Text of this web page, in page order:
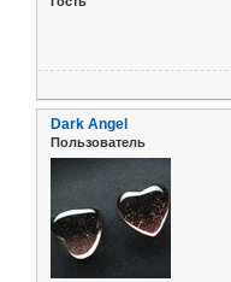
Dark Angel
Пользователь